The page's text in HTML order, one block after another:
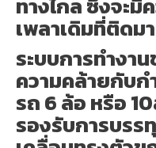
เพลาเดิมที่ติดม
ระบบการทำงา
ความคล้ายกับก
รถ6 ล้อ หรือ
รองรับการบรร